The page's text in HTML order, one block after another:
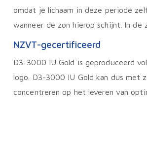
omdat je lichaam in deze periode
wanneer de zon hierop schijnt. In
NZVT-gecertificeerd
D3-3000 IU Gold is geproduceerd
logo. D3-3000 IU Gold kan dus met
concentreren op het leveren van